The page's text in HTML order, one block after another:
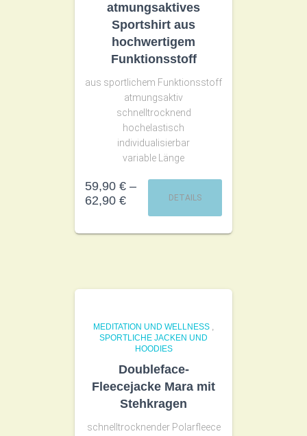
atmungsaktives
Sportshirt aus
hochwertigem
Funktionsstoff
aus sportlichem Funktionsstoff
atmungsaktiv
schnelltrocknend
hochelastisch
individualisierbar
variable Länge
59,90 € –
62,90 € DETAILS
MEDITATION UND WELLNESS ,
SPORTLICHE JACKEN UND
HOODIES
Doubleface-
Fleecejacke Mara mit
Stehkragen
schnelltrocknender Polarfleece